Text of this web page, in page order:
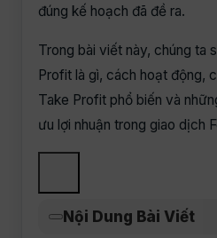
đúng kế hoạch đã đề ra.
Trong bài viết này, chúng ta
Profit là gì, cách hoạt động,
Take Profit phổ biến và
ưu lợi nhuận trong giao dịch
Nội Dung Bài Viết